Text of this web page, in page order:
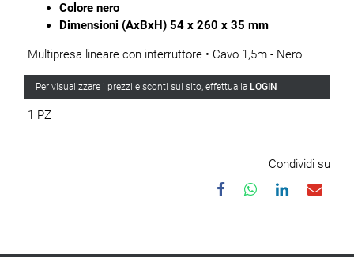
Colore nero
Dimensioni (AxBxH) 54 x 260 x 35 mm
Multipresa lineare con interruttore • Cavo 1,5m - Nero
Per visualizzare i prezzi e sconti sul sito, effettua la LOGIN
1 PZ
Condividi su